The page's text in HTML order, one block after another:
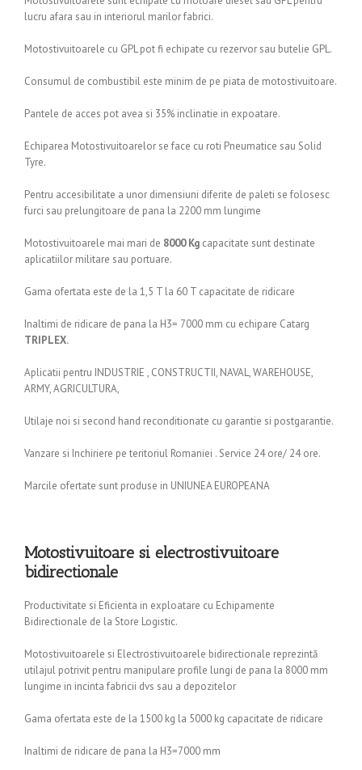
lucru afara sau in interiorul marilor fabrici.
Motostivuitoarele cu GPL pot fi echipate cu rezervor sau butelie GPL.
Consumul de combustibil este minim de pe piata de motostivuitoare.
Pantele de acces pot avea si 35% inclinatie in expoatare.
Echiparea Motostivuitoarelor se face cu roti Pneumatice sau Solid
Tyre.
Pentru accesibilitate a unor dimensiuni diferite de paleti se folosesc
furci sau prelungitoare de pana la 2200 mm lungime
Motostivuitoarele mai mari de 8000 Kg capacitate sunt destinate
aplicatiilor militare sau portuare.
Gama ofertata este de la 1,5 T la 60 T capacitate de ridicare
Inaltimi de ridicare de pana la H3= 7000 mm cu echipare Catarg
TRIPLEX.
Aplicatii pentru INDUSTRIE , CONSTRUCTII, NAVAL, WAREHOUSE,
ARMY, AGRICULTURA,
Utilaje noi si second hand reconditionate cu garantie si postgarantie.
Vanzare si Inchiriere pe teritoriul Romaniei . Service 24 ore/ 24 ore.
Marcile ofertate sunt produse in UNIUNEA EUROPEANA
Motostivuitoare si electrostivuitoare
bidirectionale
Productivitate si Eficienta in exploatare cu Echipamente
Bidirectionale de la Store Logistic.
Motostivuitoarele si Electrostivuitoarele bidirectionale reprezintă
utilajul potrivit pentru manipulare profile lungi de pana la 8000 mm
lungime in incinta fabricii dvs sau a depozitelor
Gama ofertata este de la 1500 kg la 5000 kg capacitate de ridicare
Inaltimi de ridicare de pana la H3=7000 mm